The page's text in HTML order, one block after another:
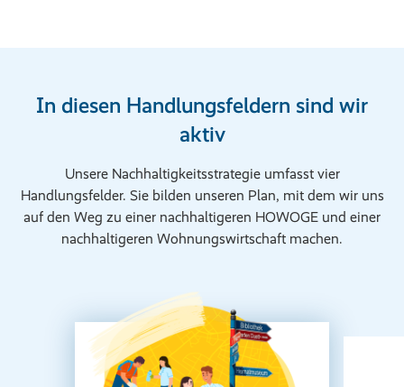
In diesen Handlungsfeldern sind wir
aktiv
Unsere Nachhaltigkeitsstrategie umfasst vier
Handlungsfelder. Sie bilden unseren Plan, mit dem wir uns
auf den Weg zu einer nachhaltigeren HOWOGE und einer
nachhaltigeren Wohnungswirtschaft machen.